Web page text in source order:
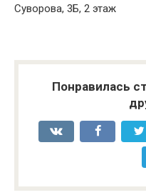
Суворова, 3Б, 2 этаж
Понравилась